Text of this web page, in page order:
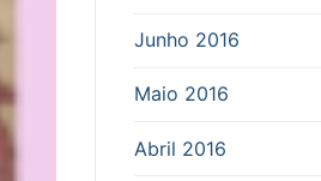
Junho 2016
Maio 2016
Abril 2016